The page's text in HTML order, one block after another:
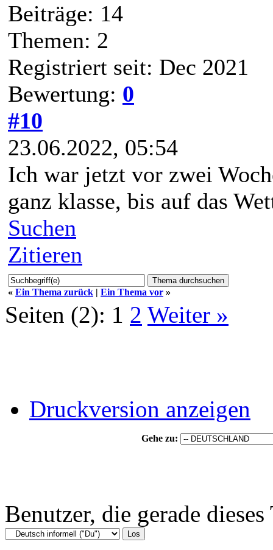
Beiträge: 14
Themen: 2
Registriert seit: Dec 2021
Bewertung: 0
#10
23.06.2022, 05:54
Ich war jetzt vor zwei
ganz klasse, bis auf das
Suchen
Zitieren
« Ein Thema zurück | Ein Thema vor »
Seiten (2): 1 2 Weiter »
Druckversion anzeigen
Gehe zu:
Benutzer, die gerade